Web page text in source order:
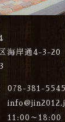
海岸通4-3-20
078-381-5545
11:00～18:00